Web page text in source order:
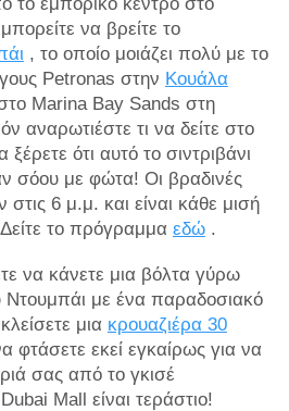
να βρείτε το
, το οποίο μοιάζει πολύ με το
Petronas στην Κουάλα
Marina Bay Sands στη
αναρωτιέστε τι να δείτε στο
ότι αυτό το σιντριβάνι
σόου με φώτα! Οι βραδινές
στις 6 μ.μ. και είναι κάθε μισή
το πρόγραμμα εδώ.
να κάνετε μια βόλτα γύρω
Ντουμπάι με ένα παραδοσιακό
μια κρουαζιέρα 30
φτάσετε εκεί εγκαίρως για να
σας από το γκισέ
Mall είναι τεράστιο!